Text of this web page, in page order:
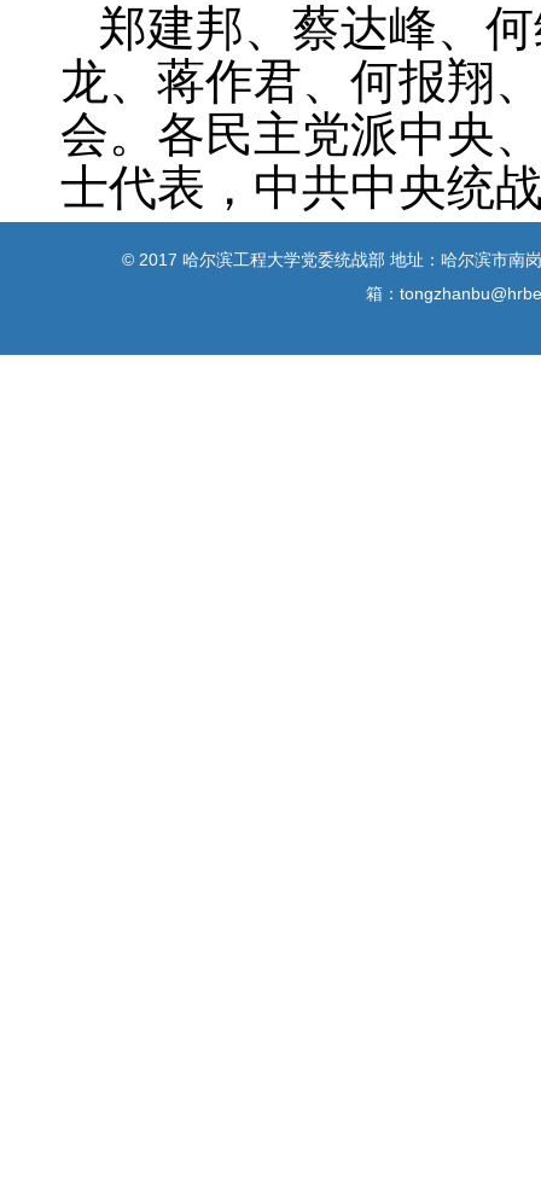
郑建邦、蔡达峰、
龙、蒋作君、何报翔
会。各民主党派中央
士代表，中共中央统
© 2017 哈尔滨工程大学党委统战部 地址：哈尔滨市南
箱：